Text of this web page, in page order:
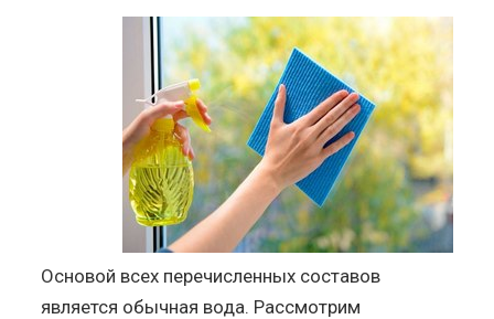
Основой всех перечисленных составов
является обычная вода. Рассмотрим